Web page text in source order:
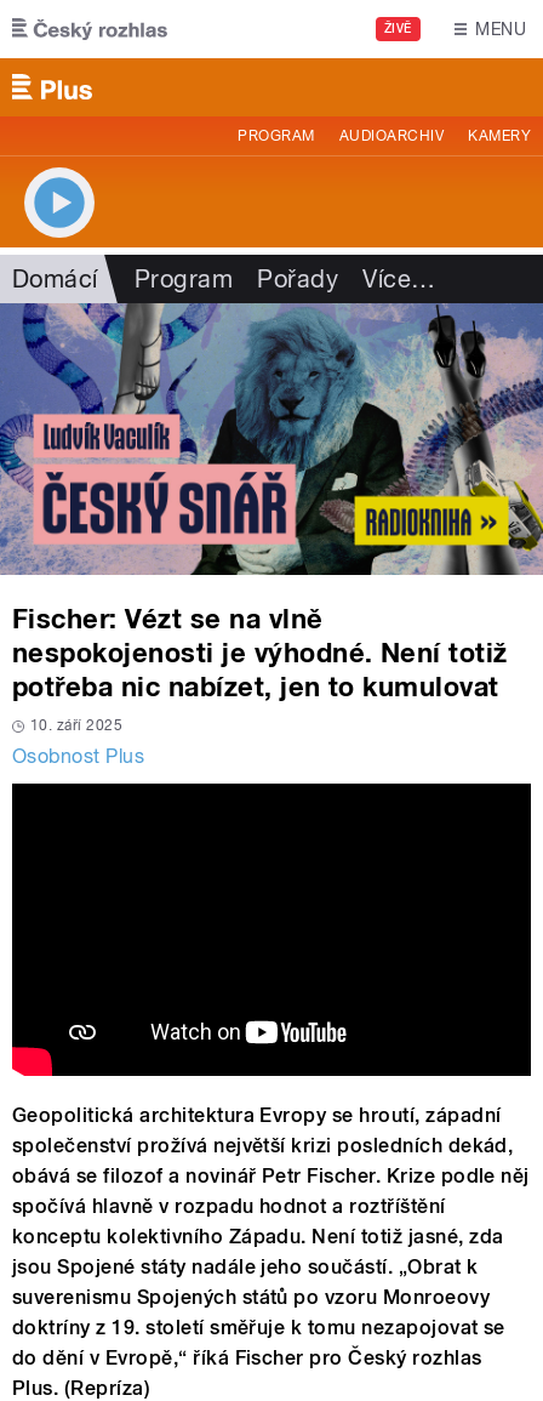
Přejít k hlavnímu obsahu
ŽIVĚ MENU
PROGRAM AUDIOARCHIV KAMERY
Domácí Program Pořady Více…
Fischer: Vézt se na vlně
nespokojenosti je výhodné. Není totiž
potřeba nic nabízet, jen to kumulovat
10. září 2025
Osobnost Plus
Geopolitická architektura Evropy se hroutí, západní
společenství prožívá největší krizi posledních dekád,
obává se filozof a novinář Petr Fischer. Krize podle něj
spočívá hlavně v rozpadu hodnot a roztříštění
konceptu kolektivního Západu. Není totiž jasné, zda
jsou Spojené státy nadále jeho součástí. „Obrat k
suverenismu Spojených států po vzoru Monroeovy
doktríny z 19. století směřuje k tomu nezapojovat se
do dění v Evropě,“ říká Fischer pro Český rozhlas
Plus. (Repríza)